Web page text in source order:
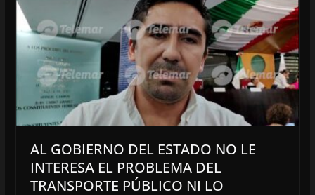
AL GOBIERNO DEL ESTADO NO LE
INTERESA EL PROBLEMA DEL
TRANSPORTE PÚBLICO NI LO